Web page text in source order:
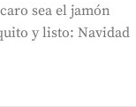
sea el jamón
y listo: Navidad